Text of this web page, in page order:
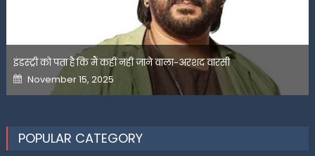
इंडस्ट्री को पता है कि मैं कहीं नहीं जाने वाला-अरशद वारसी
Posted
on
November 15, 2025
POPULAR CATEGORY